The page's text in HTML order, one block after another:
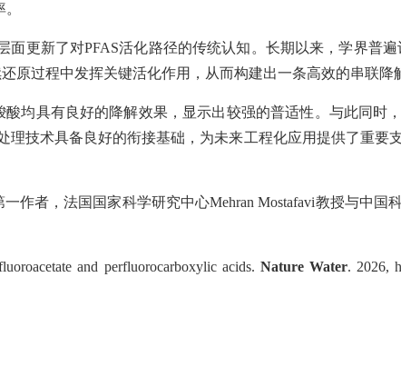
面更新了对PFAS活化路径的传统认知。长期以来，学界普遍
过程中发挥关键活化作用，从而构建出一条高效的串联降
均具有良好的降解效果，显示出较强的普适性。与此同时
理技术具备良好的衔接基础，为未来工程化应用提供了重要
一作者，法国国家科学研究中心Mehran Mostafavi教授与中国
and perfluorocarboxylic acids. Nature Water. 2026,